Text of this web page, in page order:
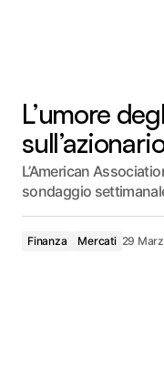
L’umore
L’American
sondaggio
Finanza Mercati 29